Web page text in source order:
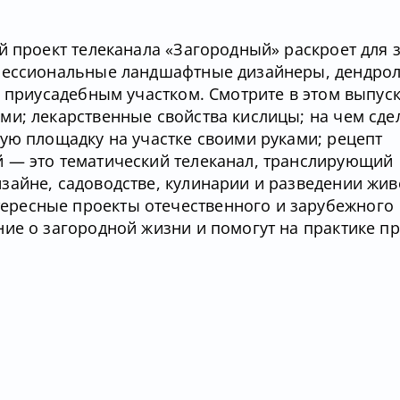
телеканала «Загородный» раскроет для
ландшафтные дизайнеры,
участком. Смотрите в этом
лекарственные свойства кислицы; на чем
площадку на участке своими руками; рецепт
это тематический телеканал, транслирующий
садоводстве, кулинарии и разведении
проекты отечественного и зарубежного
о загородной жизни и помогут на практике